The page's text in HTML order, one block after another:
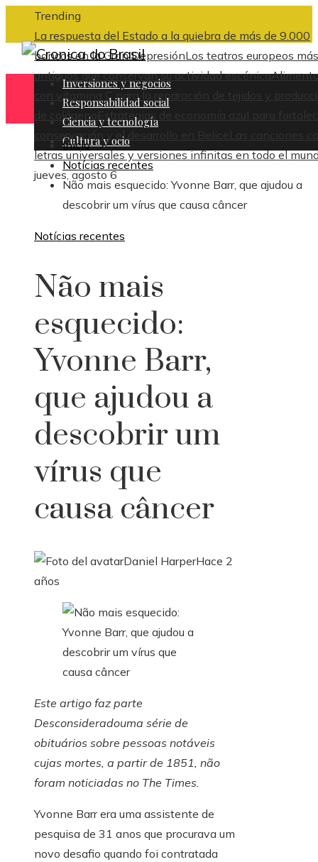
Trending
La respuesta del Estado a la quiebra de más de 9.000
bancos en la Gran DepresiónLos teatros europeos más
antiguos que conservan su actividad escénica
con vitamina C para la reparación de tejidos y
de colágeno Estrategias de economía azul para
conservación y el desarrollo en Belice Las canciones
letras universales y versiones infinitas en todo el
jueves, agosto 6
Inversiones y negocios
Responsabilidad social
Ciencia y tecnología
Cultura y ocio
Inicio
Notícias recentes
Não mais esquecido: Yvonne Barr, que ajudou a
descobrir um vírus que causa câncer
Notícias recentes
Não mais
esquecido:
Yvonne Barr,
que ajudou a
descobrir um
vírus que
causa câncer
Daniel HarperHace 2
años
Este artigo faz parte
Desconsideradouma série de
obituários sobre pessoas notáveis ​​
cujas mortes, a partir de 1851, não
foram noticiadas no The Times.
Yvonne Barr era uma assistente de
pesquisa de 31 anos que procurava um
novo desafio quando foi contratada